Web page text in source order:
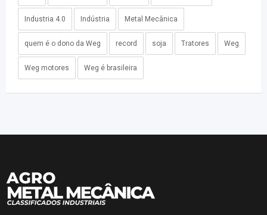
Industria 4.0 Indústria Metal Mecânica
quem é o dono da Weg record soja Tratores Weg
Weg motores Weg é brasileira